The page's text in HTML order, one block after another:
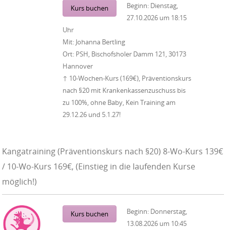
Kurs buchen Beginn: Dienstag,
27.10.2026 um 18:15
Uhr
Mit: Johanna Bertling
Ort: PSH, Bischofsholer Damm 121, 30173
Hannover
↑ 10-Wochen-Kurs (169€), Präventionskurs
nach §20 mit Krankenkassenzuschuss bis
zu 100%, ohne Baby, Kein Training am
29.12.26 und 5.1.27!
Kangatraining (Präventionskurs nach §20) 8-Wo-Kurs 139€
/ 10-Wo-Kurs 169€, (Einstieg in die laufenden Kurse
möglich!)
Kurs buchen Beginn: Donnerstag,
13.08.2026 um 10:45